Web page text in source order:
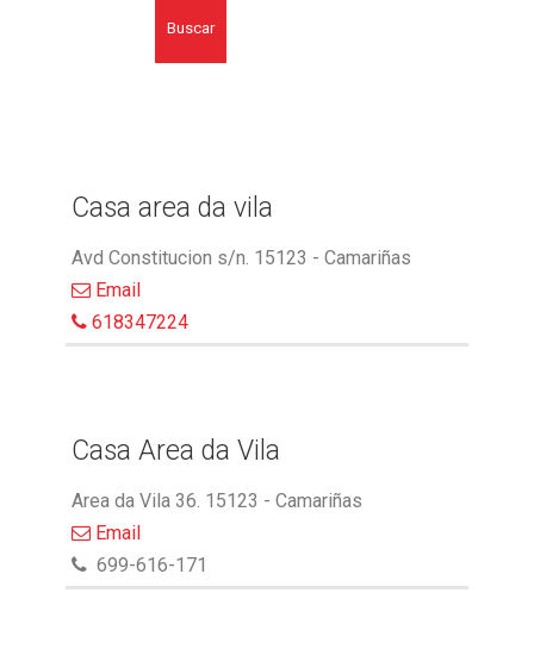
Buscar
Casa area da vila
Avd Constitucion s/n. 15123 - Camariñas
Email
618347224
Casa Area da Vila
Area da Vila 36. 15123 - Camariñas
Email
699-616-171